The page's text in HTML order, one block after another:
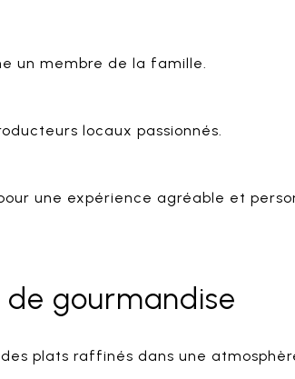
un membre de la famille.
locaux passionnés.
une expérience agréable et
gourmandise
plats raffinés dans une